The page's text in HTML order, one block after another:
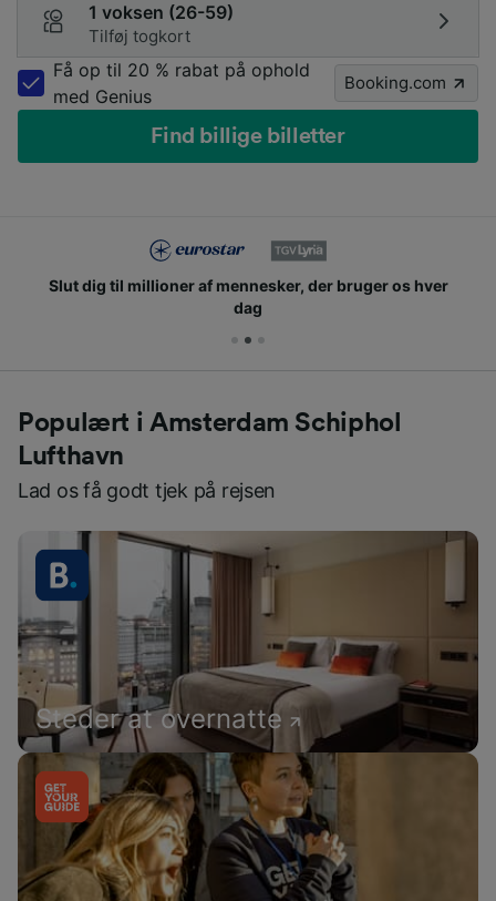
1 voksen (26-59)
Tilføj togkort
Få op til 20 % rabat på ophold
med Genius
Booking.com
Find billige billetter
Slut dig til millioner af mennesker, der bruger os hver
dag
Populært i Amsterdam Schiphol
Lufthavn
Lad os få godt tjek på rejsen
Steder at overnatte